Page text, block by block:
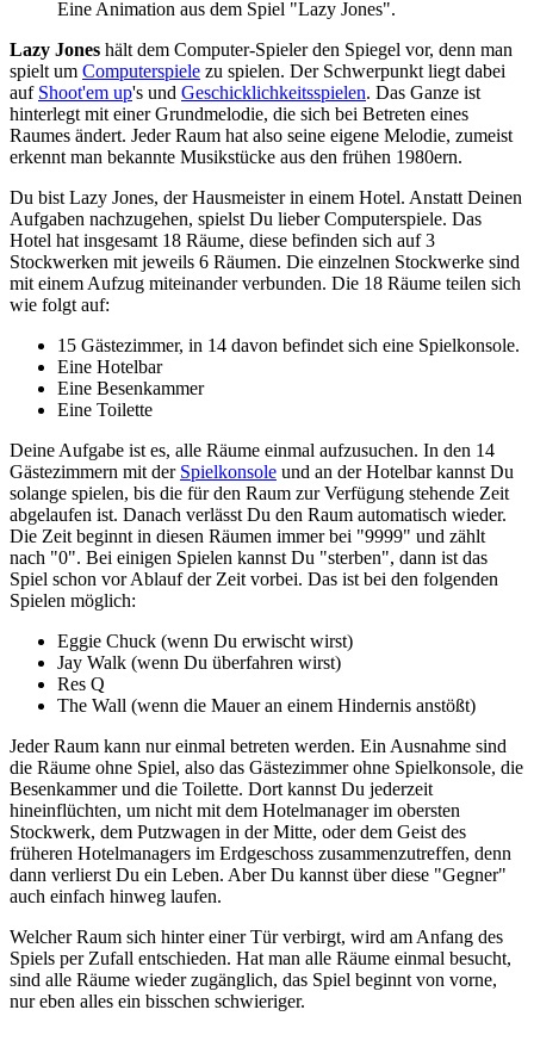
Eine Animation aus dem Spiel "Lazy Jones".
Lazy Jones hält dem Computer-Spieler den Spiegel vor, denn man
spielt um Computerspiele zu spielen. Der Schwerpunkt liegt dabei
auf Shoot'em up's und Geschicklichkeitsspielen. Das Ganze ist
hinterlegt mit einer Grundmelodie, die sich bei Betreten eines
Raumes ändert. Jeder Raum hat also seine eigene Melodie, zumeist
erkennt man bekannte Musikstücke aus den frühen 1980ern.
Du bist Lazy Jones, der Hausmeister in einem Hotel. Anstatt Deinen
Aufgaben nachzugehen, spielst Du lieber Computerspiele. Das
Hotel hat insgesamt 18 Räume, diese befinden sich auf 3
Stockwerken mit jeweils 6 Räumen. Die einzelnen Stockwerke sind
mit einem Aufzug miteinander verbunden. Die 18 Räume teilen sich
wie folgt auf:
15 Gästezimmer, in 14 davon befindet sich eine Spielkonsole.
Eine Hotelbar
Eine Besenkammer
Eine Toilette
Deine Aufgabe ist es, alle Räume einmal aufzusuchen. In den 14
Gästezimmern mit der Spielkonsole und an der Hotelbar kannst Du
solange spielen, bis die für den Raum zur Verfügung stehende Zeit
abgelaufen ist. Danach verlässt Du den Raum automatisch wieder.
Die Zeit beginnt in diesen Räumen immer bei "9999" und zählt
nach "0". Bei einigen Spielen kannst Du "sterben", dann ist das
Spiel schon vor Ablauf der Zeit vorbei. Das ist bei den folgenden
Spielen möglich:
Eggie Chuck (wenn Du erwischt wirst)
Jay Walk (wenn Du überfahren wirst)
Res Q
The Wall (wenn die Mauer an einem Hindernis anstößt)
Jeder Raum kann nur einmal betreten werden. Ein Ausnahme sind
die Räume ohne Spiel, also das Gästezimmer ohne Spielkonsole, die
Besenkammer und die Toilette. Dort kannst Du jederzeit
hineinflüchten, um nicht mit dem Hotelmanager im obersten
Stockwerk, dem Putzwagen in der Mitte, oder dem Geist des
früheren Hotelmanagers im Erdgeschoss zusammenzutreffen, denn
dann verlierst Du ein Leben. Aber Du kannst über diese "Gegner"
auch einfach hinweg laufen.
Welcher Raum sich hinter einer Tür verbirgt, wird am Anfang des
Spiels per Zufall entschieden. Hat man alle Räume einmal besucht,
sind alle Räume wieder zugänglich, das Spiel beginnt von vorne,
nur eben alles ein bisschen schwieriger.